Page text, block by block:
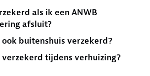
als ik een ANWB
afsluit?
buitenshuis verzekerd?
tijdens verhuizing?